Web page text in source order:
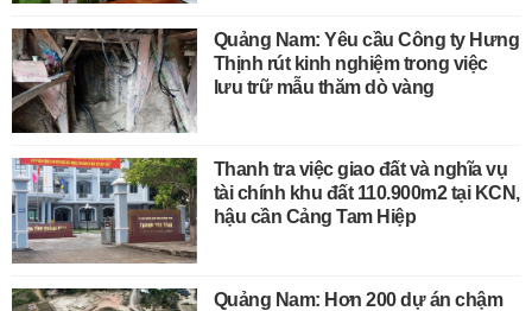
Quảng Nam: Yêu cầu Công ty Hưng
Thịnh rút kinh nghiệm trong việc
lưu trữ mẫu thăm dò vàng
Thanh tra việc giao đất và nghĩa vụ
tài chính khu đất 110.900m2 tại KCN,
hậu cần Cảng Tam Hiệp
Quảng Nam: Hơn 200 dự án chậm